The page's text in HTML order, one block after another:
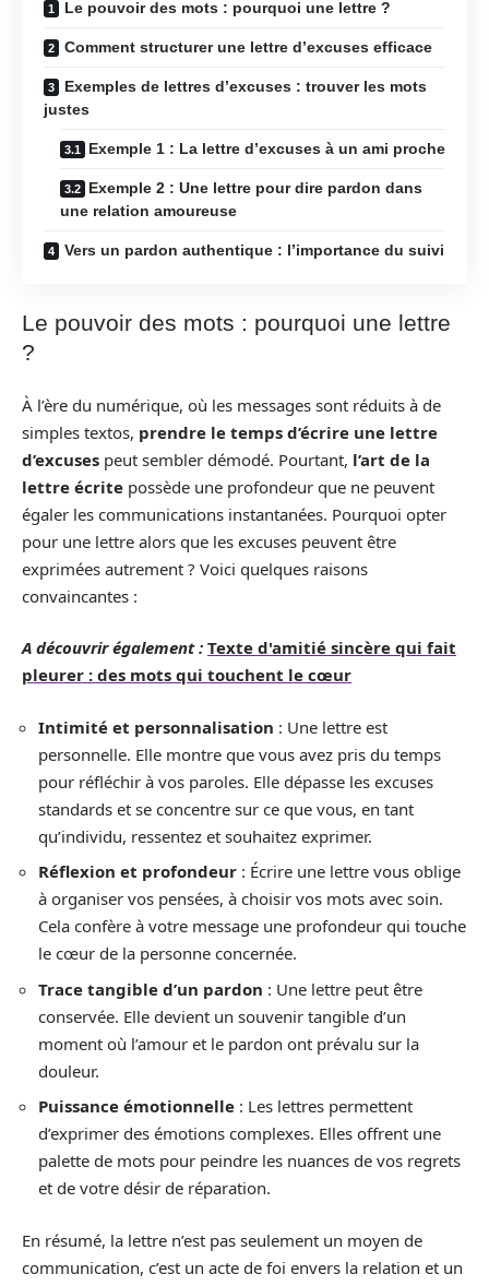
Le pouvoir des mots : pourquoi une lettre ?
Comment structurer une lettre d’excuses efficace
Exemples de lettres d’excuses : trouver les mots
justes
Exemple 1 : La lettre d’excuses à un ami proche
Exemple 2 : Une lettre pour dire pardon dans
une relation amoureuse
Vers un pardon authentique : l’importance du suivi
Le pouvoir des mots : pourquoi une lettre
?
À l’ère du numérique, où les messages sont réduits à de
simples textos, prendre le temps d’écrire une lettre
d’excuses peut sembler démodé. Pourtant, l’art de la
lettre écrite possède une profondeur que ne peuvent
égaler les communications instantanées. Pourquoi opter
pour une lettre alors que les excuses peuvent être
exprimées autrement ? Voici quelques raisons
convaincantes :
A découvrir également : Texte d'amitié sincère qui fait
pleurer : des mots qui touchent le cœur
Intimité et personnalisation : Une lettre est
personnelle. Elle montre que vous avez pris du temps
pour réfléchir à vos paroles. Elle dépasse les excuses
standards et se concentre sur ce que vous, en tant
qu’individu, ressentez et souhaitez exprimer.
Réflexion et profondeur : Écrire une lettre vous oblige
à organiser vos pensées, à choisir vos mots avec soin.
Cela confère à votre message une profondeur qui touche
le cœur de la personne concernée.
Trace tangible d’un pardon : Une lettre peut être
conservée. Elle devient un souvenir tangible d’un
moment où l’amour et le pardon ont prévalu sur la
douleur.
Puissance émotionnelle : Les lettres permettent
d’exprimer des émotions complexes. Elles offrent une
palette de mots pour peindre les nuances de vos regrets
et de votre désir de réparation.
En résumé, la lettre n’est pas seulement un moyen de
communication, c’est un acte de foi envers la relation et un